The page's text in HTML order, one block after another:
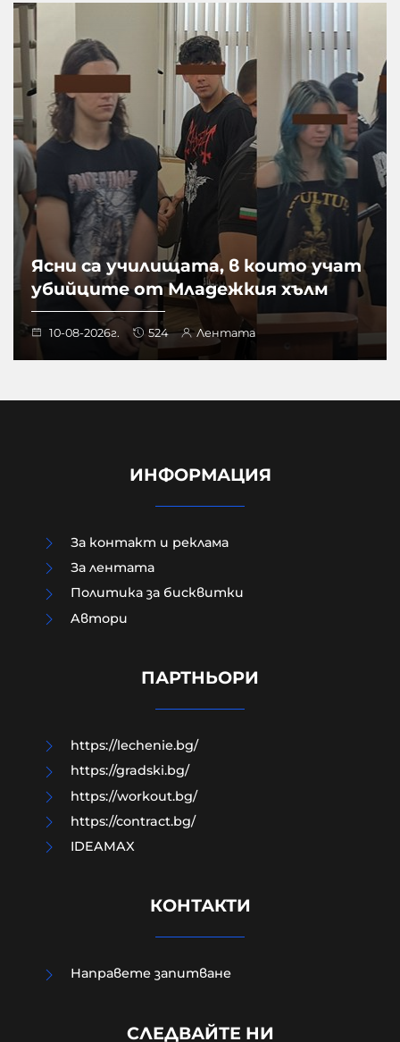
Ясни са училищата, в които учат
убийците от Младежкия хълм
10-08-2026г. 524 Лентата
Украинец пробва да подкупи
регистрация на кола
около 300 души след взривовете
ИНФОРМАЦИЯ
За контакт и реклама
За лентата
Политика за бисквитки
Aвтори
ПАРТНЬОРИ
https://lechenie.bg/
https://gradski.bg/
https://workout.bg/
https://contract.bg/
IDEAMAX
КОНТАКТИ
Направете запитване
СЛЕДВАЙТЕ НИ